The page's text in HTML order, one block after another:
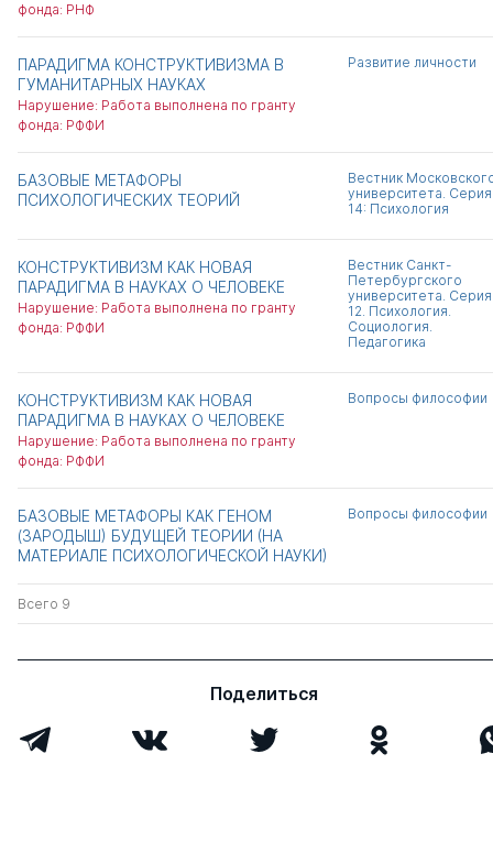
фонда: РНФ
ПАРАДИГМА КОНСТРУКТИВИЗМА В
ГУМАНИТАРНЫХ НАУКАХ
Нарушение: Работа выполнена по гранту
фонда: РФФИ
Развитие личности
БАЗОВЫЕ МЕТАФОРЫ
ПСИХОЛОГИЧЕСКИХ ТЕОРИЙ
Вестник
университета. Серия
14: Психология
КОНСТРУКТИВИЗМ КАК НОВАЯ
ПАРАДИГМА В НАУКАХ О ЧЕЛОВЕКЕ
Нарушение: Работа выполнена по гранту
фонда: РФФИ
Вестник Санкт-
Петербургского
университета. Серия
12. Психология.
Социология.
Педагогика
КОНСТРУКТИВИЗМ КАК НОВАЯ
ПАРАДИГМА В НАУКАХ О ЧЕЛОВЕКЕ
Нарушение: Работа выполнена по гранту
фонда: РФФИ
Вопросы философии
БАЗОВЫЕ МЕТАФОРЫ КАК ГЕНОМ
(ЗАРОДЫШ) БУДУЩЕЙ ТЕОРИИ (НА
МАТЕРИАЛЕ ПСИХОЛОГИЧЕСКОЙ НАУКИ)
Вопросы философии
Всего 9
Поделиться